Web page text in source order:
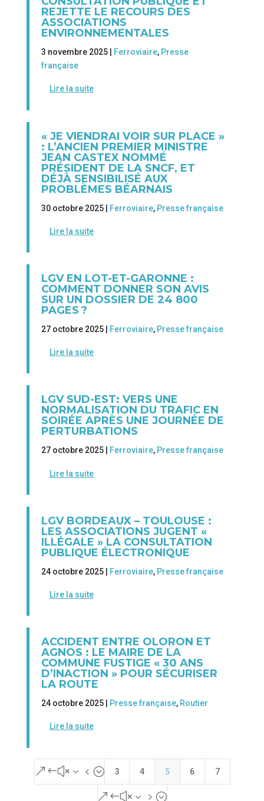
REJETTE LE RECOURS DES
ASSOCIATIONS
ENVIRONNEMENTALES
3 novembre 2025 | Ferroviaire, Presse
française
Lire la suite
« JE VIENDRAI VOIR SUR PLACE »
: L’ANCIEN PREMIER MINISTRE
JEAN CASTEX NOMMÉ
PRÉSIDENT DE LA SNCF, ET
DÉJÀ SENSIBILISÉ AUX
PROBLÈMES BÉARNAIS
30 octobre 2025 | Ferroviaire, Presse française
Lire la suite
LGV EN LOT-ET-GARONNE :
COMMENT DONNER SON AVIS
SUR UN DOSSIER DE 24 800
PAGES ?
27 octobre 2025 | Ferroviaire, Presse française
Lire la suite
LGV SUD-EST: VERS UNE
NORMALISATION DU TRAFIC EN
SOIRÉE APRÈS UNE JOURNÉE DE
PERTURBATIONS
27 octobre 2025 | Ferroviaire, Presse française
Lire la suite
LGV BORDEAUX – TOULOUSE :
LES ASSOCIATIONS JUGENT «
ILLÉGALE » LA CONSULTATION
PUBLIQUE ÉLECTRONIQUE
24 octobre 2025 | Ferroviaire, Presse française
Lire la suite
ACCIDENT ENTRE OLORON ET
AGNOS : LE MAIRE DE LA
COMMUNE FUSTIGE « 30 ANS
D’INACTION » POUR SÉCURISER
LA ROUTE
24 octobre 2025 | Presse française, Routier
Lire la suite
&#x34; 3 4 5 6 7
&#x35;